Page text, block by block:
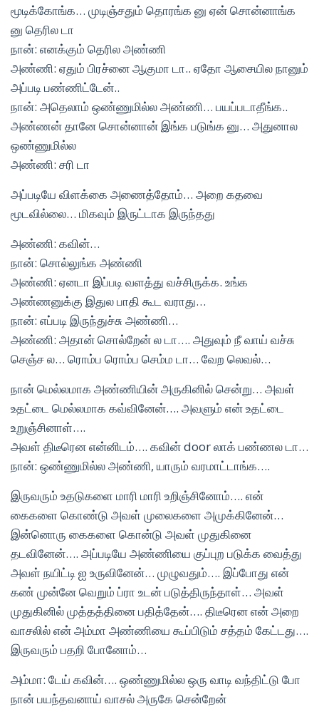
மூடிக்கோங்க… முடிஞ்சதும் தொரங்க னு ஏன் சொன்னாங்க
னு தெரில டா
நான்: எனக்கும் தெரில அண்ணி
அண்ணி: ஏதும் பிரச்னை ஆகுமா டா.. ஏதோ ஆசையில நானும்
அப்படி பண்ணிட்டேன்..
நான்: அதெலாம் ஒண்ணுமில்ல அண்ணி… பயப்படாதீங்க..
அண்ணன் தானே சொன்னான் இங்க படுங்க னு… அதுனால
ஒண்ணுமில்ல
அண்ணி: சரி டா
அப்படியே விளக்கை அணைத்தோம்… அறை கதவை
மூடவில்லை… மிகவும் இருட்டாக இருந்தது
அண்ணி: கவின்…
நான்: சொல்லுங்க அண்ணி
அண்ணி: ஏனடா இப்படி வளத்து வச்சிருக்க. உங்க
அண்ணனுக்கு இதுல பாதி கூட வராது…
நான்: எப்படி இருந்துச்சு அண்ணி…
அண்ணி: அதான் சொல்றேன் ல டா…. அதுவும் நீ வாய் வச்சு
செஞ்ச ல… ரொம்ப ரொம்ப செம்ம டா… வேற லெவல்…
நான் மெல்லமாக அண்ணியின் அருகினில் சென்று… அவள்
உதட்டை மெல்லமாக கவ்வினேன்…. அவளும் என் உதட்டை
உறுஞ்சினாள்….
அவள் திடீரென என்னிடம்…. கவின் door லாக் பண்ணல டா…
நான்: ஒண்ணுமில்ல அண்ணி, யாரும் வரமாட்டாங்க….
இருவரும் உதடுகளை மாரி மாரி உறிஞ்சினோம்…. என்
கைகளை கொண்டு அவள் முலைகளை அமுக்கினேன்…
இன்னொரு கைகளை கொன்டு அவள் முதுகினை
தடவினேன்…. அப்படியே அண்ணியை குப்புற படுக்க வைத்து
அவள் நயிட்டி ஐ உருவினேன்… முழுவதும்…. இப்போது என்
கண் முன்னே வெறும் ப்ரா உடன் படுத்திருந்தாள்… அவள்
முதுகினில் முத்தத்தினை பதித்தேன்…. திடீரென என் அறை
வாசலில் என் அம்மா அண்ணியை கூப்பிடும் சத்தம் கேட்டது….
இருவரும் பதறி போனோம்…
அம்மா: டேய் கவின்…. ஒண்ணுமில்ல ஒரு வாடி வந்திட்டு போ
நான் பயந்தவனாய் வாசல் அருகே சென்றேன்